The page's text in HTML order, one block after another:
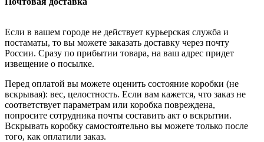
Если в вашем городе не действует курьерская служба и
постаматы, то вы можете заказать доставку через почту
России. Сразу по прибытии товара, на ваш адрес придет
извещение о посылке.
Перед оплатой вы можете оценить состояние коробки (не
вскрывая): вес, целостность. Если вам кажется, что заказ не
соответствует параметрам или коробка повреждена,
попросите сотрудника почты составить акт о вскрытии.
Вскрывать коробку самостоятельно вы можете только после
того, как оплатили заказ.